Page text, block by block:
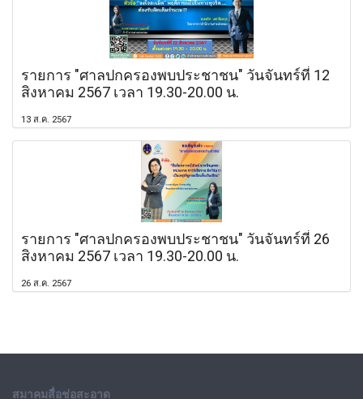
รายการ "ศาลปกครองพบประชาชน" วันจันทร์ที่ 12
สิงหาคม 2567 เวลา 19.30-20.00 น.
13 ส.ค. 2567
รายการ "ศาลปกครองพบประชาชน" วันจันทร์ที่ 26
สิงหาคม 2567 เวลา 19.30-20.00 น.
26 ส.ค. 2567
สมาคมสื่อช่อสะอาด